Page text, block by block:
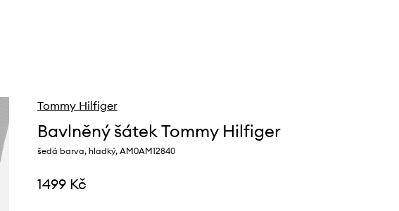
Tommy Hilfiger
Bavlněný šátek Tommy Hilfiger
šedá barva, hladký, AM0AM12840
1499 Kč